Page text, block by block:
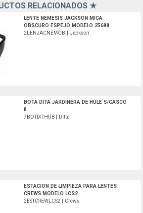
RELACIONADOS ★
LENTE NEMESIS JACKSON MICA
OBSCURO ESPEJO MODELO 25688
2LENJACNEMOB | Jackson
BOTA DITA JARDINERA DE HULE S/CASCO
8
7BOTDITHU8 | Ditta
ESTACION DE LIMPIEZA PARA LENTES
CREWS MODELO LCS2
2ESTCREWLCS2 | Crews